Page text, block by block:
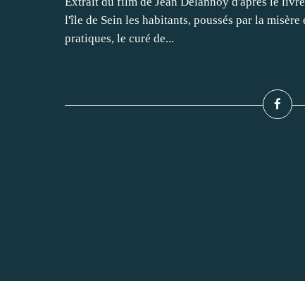
l'île de Sein les habitants, poussés par la
pratiques, le curé de...